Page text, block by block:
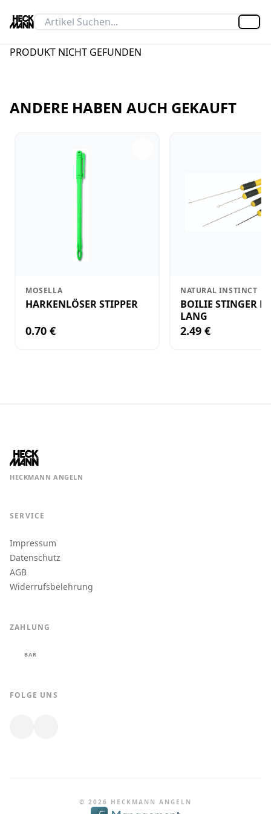
PRODUKT NICHT GEFUNDEN
ANDERE HABEN AUCH GEKAUFT
MOSELLA
HARKENLÖSER STIPPER
0.70 €
NATURAL INSTINCT
BOILIE STINGER
LANG
2.49 €
HECKMANN ANGELN
SERVICE
Impressum
Datenschutz
AGB
Widerrufsbelehrung
ZAHLUNG
BAR
FOLGE UNS
© 2026 HECKMANN ANGELN